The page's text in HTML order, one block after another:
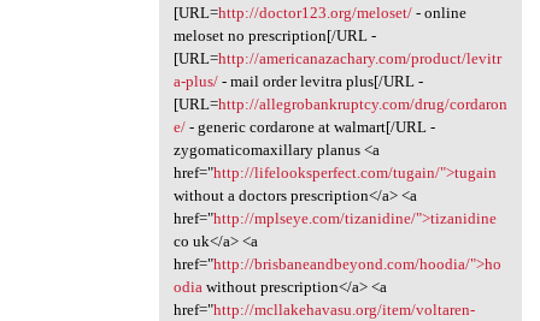
[URL=http://doctor123.org/meloset/- online
meloset no prescription[/URL -
[URL=http://americanazachary.com/product/levitr
a-plus/- mail order levitra plus[/URL -
[URL=http://allegrobankruptcy.com/drug/cordaron
e/- generic cordarone at walmart[/URL -
zygomaticomaxillary planus <a
href="http://lifelooksperfect.com/tugain/">tugain
without a doctors prescription</a> <a
href="http://mplseye.com/tizanidine/">tizanidine
co uk</a> <a
href="http://brisbaneandbeyond.com/hoodia/">ho
odia without prescription</a> <a
href="http://mcllakehavasu.org/item/voltaren-